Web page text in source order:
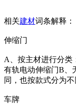
相关建材词条解释：
伸缩门
A、按主材进行分类
有轨电动伸缩门B、
同，也按款式分为
车牌